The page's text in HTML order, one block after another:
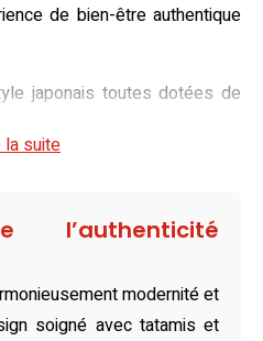
de bien-être authentique
japonais toutes dotées de
ces logements climatisés,
Quelle que soit la taille des
comme la somptueuse
garantissent un séjour
ryokan à Tanabe.
la suite
l’authenticité
modernité et
soigné avec tatamis et